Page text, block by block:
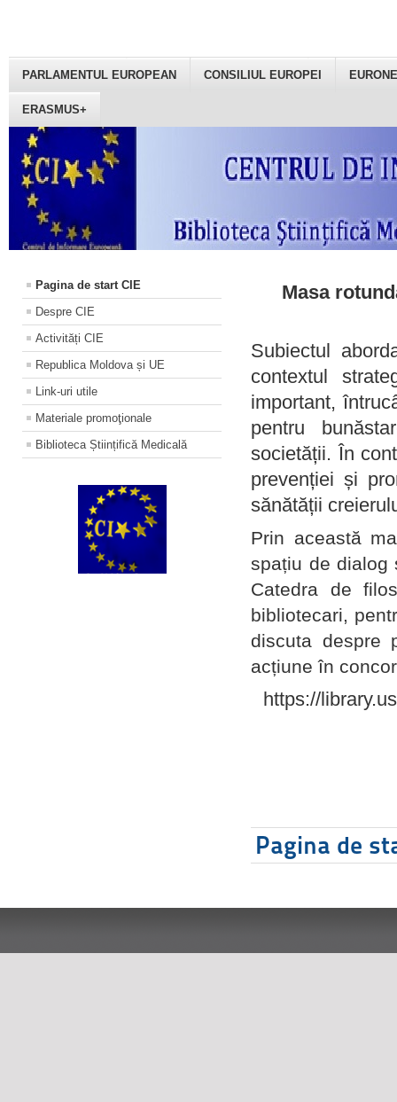
PARLAMENTUL EUROPEAN CONSILIUL EUROPEI
ERASMUS+
Pagina de start CIE
Despre CIE
Activități CIE
Republica Moldova și UE
Link-uri utile
Materiale promoţionale
Biblioteca Științifică Medicală
Masa
Subiectul
contextul
important,
pentru
societății. În
prevenției și
sănătății
Prin această
spațiu de dialog
Catedra de
bibliotecari,
discuta despre
acțiune în
https://
Pagina de